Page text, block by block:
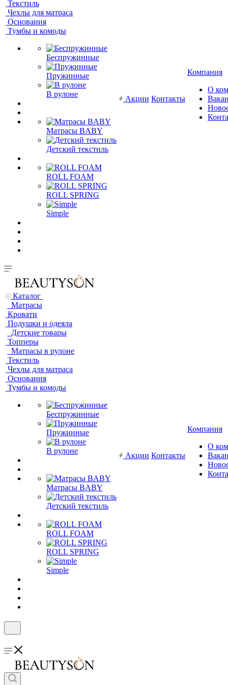
Текстиль
Чехлы для матраса
Основания
Тумбы и комоды
Беспружинные
Пружинные
В рулоне
Матрасы BABY
Детский текстиль
ROLL FOAM
ROLL SPRING
Simple
Акции Контакты
Компания
О
Каталог
Матрасы
Кровати
Подушки и одеяла
Детские товары
Топперы
Матрасы в рулоне
Текстиль
Чехлы для матраса
Основания
Тумбы и комоды
Беспружинные
Пружинные
В рулоне
Матрасы BABY
Детский текстиль
ROLL FOAM
ROLL SPRING
Simple
Акции Контакты
Компания
О